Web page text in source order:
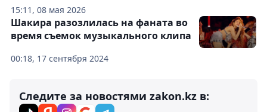
15:11, 08 мая 2026
00:18, 17 сентября 2024
Шакира разозлилась на фаната во
время съемок музыкального клипа
Следите за новостями zakon.kz в: